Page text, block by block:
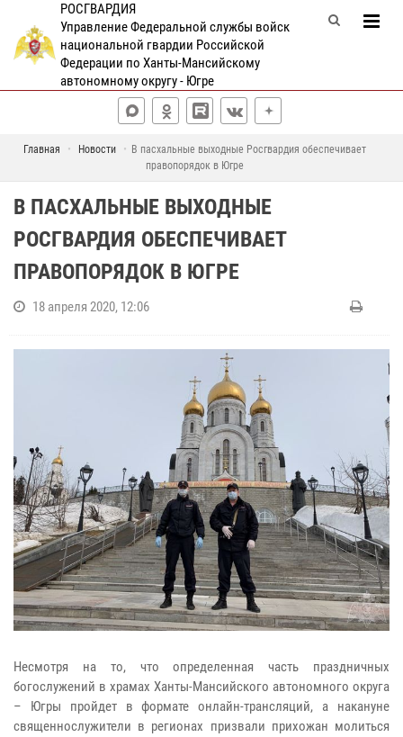
РОСГВАРДИЯ
Управление Федеральной службы войск
национальной гвардии Российской
Федерации по Ханты-Мансийскому
автономному округу - Югре
Главная Новости
В пасхальные выходные Росгвардия обеспечивает
правопорядок в Югре
В ПАСХАЛЬНЫЕ ВЫХОДНЫЕ
РОСГВАРДИЯ ОБЕСПЕЧИВАЕТ
ПРАВОПОРЯДОК В ЮГРЕ
18 апреля 2020, 12:06
Несмотря на то, что определенная часть праздничных
богослужений в храмах Ханты-Мансийского автономного округа
– Югры пройдет в формате онлайн-трансляций, а накануне
священнослужители в регионах призвали прихожан молиться